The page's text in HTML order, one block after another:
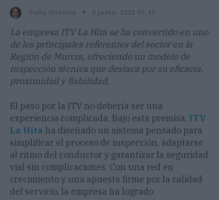
Sofía Morales 2 junio, 2025 07:41
La empresa ITV La Hita se ha convertido en uno
de los principales referentes del sector en la
Región de Murcia, ofreciendo un modelo de
inspección técnica que destaca por su eficacia,
proximidad y fiabilidad.
El paso por la ITV no debería ser una
experiencia complicada. Bajo esta premisa, ITV
La Hita ha diseñado un sistema pensado para
simplificar el proceso de inspección, adaptarse
al ritmo del conductor y garantizar la seguridad
vial sin complicaciones. Con una red en
crecimiento y una apuesta firme por la calidad
del servicio, la empresa ha logrado